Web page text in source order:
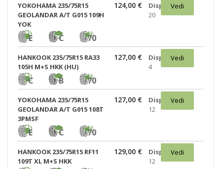
YOKOHAMA 235/75R15
GEOLANDAR A/T G015 109H
YOK
E C 70
124,00 €
Disponibili:
20
Vedi
HANKOOK 235/75R15 RA33
105H M+S HKK (HU)
C B 70
127,00 €
Disponibili:
4
Vedi
YOKOHAMA 235/75R15
GEOLANDAR A/T G015 108T
3PMSF
E C 70
127,00 €
Disponibili:
12
Vedi
HANKOOK 235/75R15 RF11
109T XL M+S HKK
129,00 €
Disponibili:
12
Vedi